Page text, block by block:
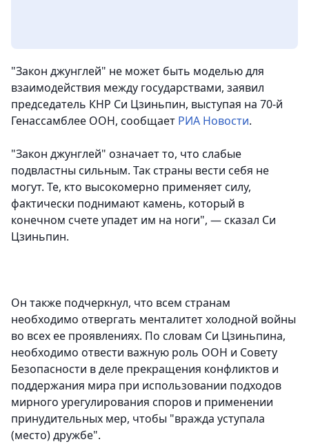
"Закон джунглей" не может быть моделью для
взаимодействия между государствами, заявил
председатель КНР Си Цзиньпин, выступая на 70-й
Генассамблее ООН, сообщает РИА Новости.
"Закон джунглей" означает то, что слабые
подвластны сильным. Так страны вести себя не
могут. Те, кто высокомерно применяет силу,
фактически поднимают камень, который в
конечном счете упадет им на ноги", — сказал Си
Цзиньпин.
Он также подчеркнул, что всем странам
необходимо отвергать менталитет холодной войны
во всех ее проявлениях. По словам Cи Цзиньпина,
необходимо отвести важную роль ООН и Совету
Безопасности в деле прекращения конфликтов и
поддержания мира при использовании подходов
мирного урегулирования споров и применении
принудительных мер, чтобы "вражда уступала
(место) дружбе".